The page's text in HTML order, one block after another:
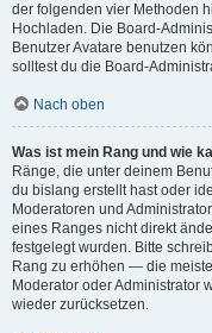
der folgenden vier Methoden
Hochladen. Die Board-
Benutzer Avatare benutzen
solltest du die Board-
Nach oben
Was ist mein Rang und wie
Ränge, die unter deinem
du bislang erstellt hast oder
Moderatoren und
eines Ranges nicht direkt
festgelegt wurden. Bitte
Rang zu erhöhen — die
Moderator oder Administrator
wieder zurücksetzen.